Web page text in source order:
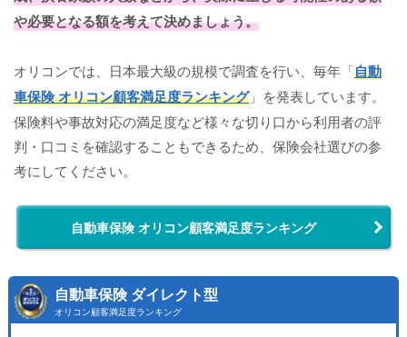
や必要となる額を考えて決めましょう。
オリコンでは、日本最大級の規模で調査を行い、毎年「自動
車保険 オリコン顧客満足度ランキング」を発表しています。
保険料や事故対応の満足度など様々な切り口から利用者の評
判・口コミを確認することもできるため、保険会社選びの参
考にしてください。
自動車保険 オリコン顧客満足度ランキング
自動車保険 ダイレクト型
オリコン顧客満足度ランキング